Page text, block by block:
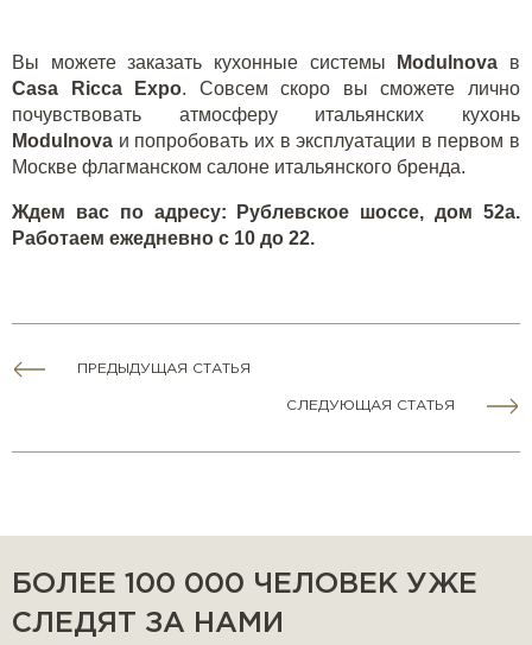
Вы можете заказать кухонные системы Modulnova
в
Casa Ricca Expo. Совсем скоро вы сможете лично
почувствовать атмосферу итальянских кухонь
Modulnova и попробовать их в эксплуатации в первом в
Москве флагманском салоне итальянского бренда.
Ждем вас по адресу: Рублевское шоссе, дом 52а.
Работаем ежедневно с 10 до 22.
ПРЕДЫДУЩАЯ СТАТЬЯ
СЛЕДУЮЩАЯ СТАТЬЯ
БОЛЕЕ 100 000 ЧЕЛОВЕК УЖЕ
СЛЕДЯТ ЗА НАМИ